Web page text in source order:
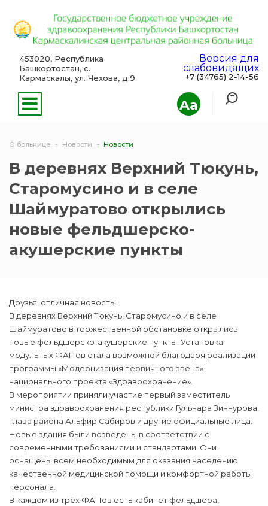
Aa
453020, Республика
Башкортостан, с.
Кармаскалы, ул. Чехова, д.9
Версия для
слабовидящих
+7 (34765) 2-14-56
О больнице Новости Новости
В деревнях Верхний Тюкунь,
Старомусино и в селе
Шаймуратово открылись
новые фельдшерско-
акушерские пункты
Друзья, отличная новость!
В деревнях Верхний Тюкунь, Старомусино и в селе
Шаймуратово в торжественной обстановке открылись
новые фельдшерско-акушерские пункты. Установка
модульных ФАПов стала возможной благодаря реализации
программы «Модернизация первичного звена»
национального проекта «Здравоохранение».
В мероприятии приняли участие первый заместитель
министра здравоохранения республики Гульнара Зиннурова,
глава района Альфир Сабиров и другие официальные лица.
Новые здания были возведены в соответствии с
современными требованиями и стандартами. Они
оснащены всем необходимым для оказания населению
качественной медицинской помощи и комфортной работы
персонала.
В каждом из трёх ФАПов есть кабинет фельдшера,